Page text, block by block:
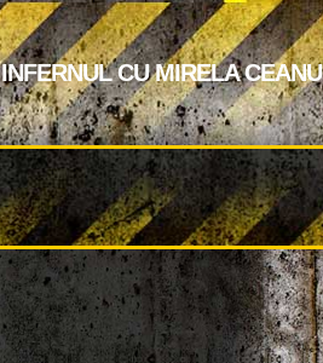
INFERNUL CU MIRELA CEANU